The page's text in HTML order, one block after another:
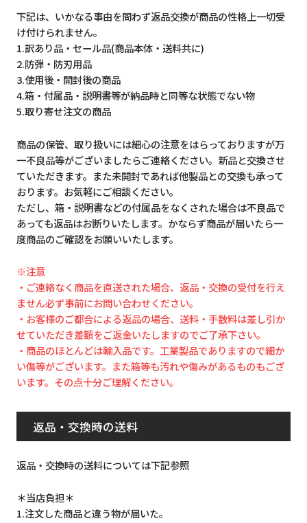
下記は、いかなる事由を問わず返品交換が商品の性格上一切受
け付けられません。
1.訳あり品・セール品(商品本体・送料共に)
2.防弾・防刃用品
3.使用後・開封後の商品
4.箱・付属品・説明書等が納品時と同等な状態でない物
5.取り寄せ注文の商品
商品の保管、取り扱いには細心の注意をはらっておりますが万
一不良品等がございましたらご連絡ください。新品と交換させ
ていただきます。また未開封であれば他製品との交換も承って
おります。お気軽にご相談ください。
ただし、箱・説明書などの付属品をなくされた場合は不良品で
あっても返品はお断りいたします。かならず商品が届いたら一
度商品のご確認をお願いいたします。
※注意
・ご連絡なく商品を直送された場合、返品・交換の受付を行え
ません必ず事前にお問い合わせください。
・お客様のご都合による返品の場合、送料・手数料は差し引か
せていただき差額をご返金いたしますのでご了承下さい。
・商品のほとんどは輸入品です。工業製品でありますので細か
い傷等がございます。また箱等も汚れや傷みがあるものもござ
います。その点十分ご理解ください。
返品・交換時の送料
返品・交換時の送料については下記参照
＊当店負担＊
1.注文した商品と違う物が届いた。